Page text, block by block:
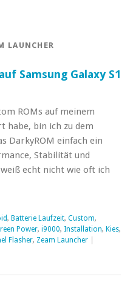
LAUNCHER
Samsung Galaxy S1
ROMs auf meinem
habe, bin ich zu dem
DarkyROM einfach ein
Stabilität und
echt nicht wie oft ich
, Batterie Laufzeit, Custom,
Power, i9000, Installation, Kies,
Flasher, Zeam Launcher